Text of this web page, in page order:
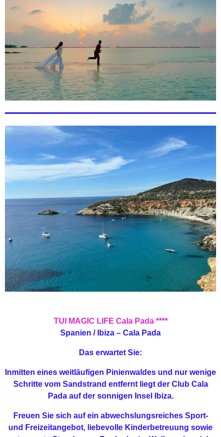
TUI MAGIC LIFE Cala Pada ****
Spanien / Ibiza – Cala Pada
Das erwartet Sie:
Inmitten eines weitläufigen Pinienwaldes und nur wenige
Schritte vom Sandstrand entfernt liegt der Club Cala
Pada auf der sonnigen Insel Ibiza.
Freuen Sie sich auf ein abwechslungsreiches Sport-
und Freizeitangebot, liebevolle Kinderbetreuung sowie